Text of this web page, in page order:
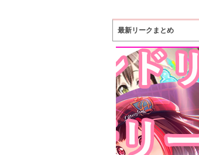
最新リークまとめ